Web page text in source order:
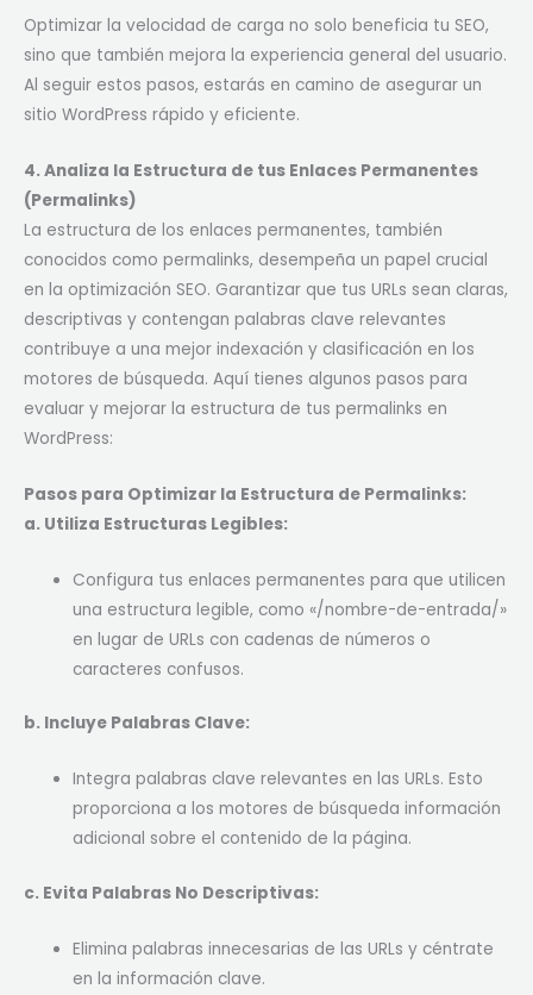
Optimizar la velocidad de carga no solo beneficia tu SEO,
sino que también mejora la experiencia general del usuario.
Al seguir estos pasos, estarás en camino de asegurar un
sitio WordPress rápido y eficiente.
4. Analiza la Estructura de tus Enlaces Permanentes
(Permalinks)
La estructura de los enlaces permanentes, también
conocidos como permalinks, desempeña un papel crucial
en la optimización SEO. Garantizar que tus URLs sean claras,
descriptivas y contengan palabras clave relevantes
contribuye a una mejor indexación y clasificación en los
motores de búsqueda. Aquí tienes algunos pasos para
evaluar y mejorar la estructura de tus permalinks en
WordPress:
Pasos para Optimizar la Estructura de Permalinks:
a. Utiliza Estructuras Legibles:
Configura tus enlaces permanentes para que utilicen
una estructura legible, como «/nombre-de-entrada/»
en lugar de URLs con cadenas de números o
caracteres confusos.
b. Incluye Palabras Clave:
Integra palabras clave relevantes en las URLs. Esto
proporciona a los motores de búsqueda información
adicional sobre el contenido de la página.
c. Evita Palabras No Descriptivas:
Elimina palabras innecesarias de las URLs y céntrate
en la información clave.